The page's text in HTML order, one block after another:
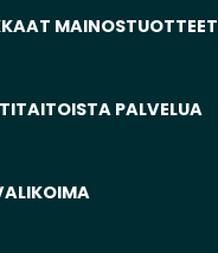
MAINOSTUOTTEET
PALVELUA